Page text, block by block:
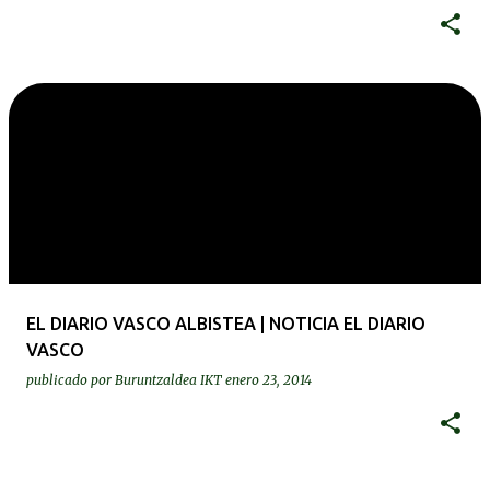
EL DIARIO VASCO ALBISTEA | NOTICIA EL DIARIO
VASCO
publicado por Buruntzaldea IKT enero 23, 2014